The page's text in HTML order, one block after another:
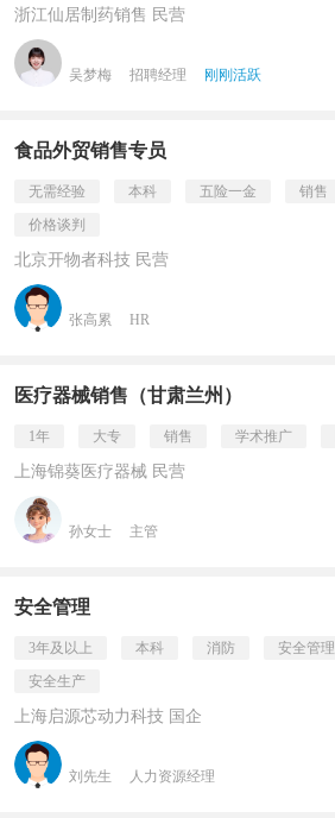
浙江仙居制药销售 民营
吴梦梅 招聘经理 刚刚活跃
食品外贸销售专员
无需经验 本科 五险一金 销售
价格谈判
北京开物者科技 民营
张高累 HR
医疗器械销售（甘肃兰州）
1年 大专 销售 学术推广
上海锦葵医疗器械 民营
孙女士 主管
安全管理
3年及以上 本科 消防 安全管理
安全生产
上海启源芯动力科技 国企
刘先生 人力资源经理